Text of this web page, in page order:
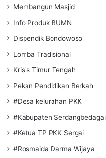
Membangun Masjid
Info Produk BUMN
Dispendik Bondowoso
Lomba Tradisional
Krisis Timur Tengah
Pekan Pendidikan Berkah
#Desa kelurahan PKK
#Kabupaten Serdangbedagai
#Ketua TP PKK Sergai
#Rosmaida Darma Wijaya